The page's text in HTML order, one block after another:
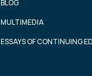
BLOG
MULTIMEDIA
ESSAYS OF CONTINUING